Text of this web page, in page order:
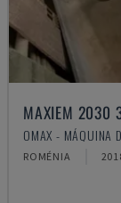
MAXIEM 2030
OMAX - MÁQUINA
ROMÉNIA